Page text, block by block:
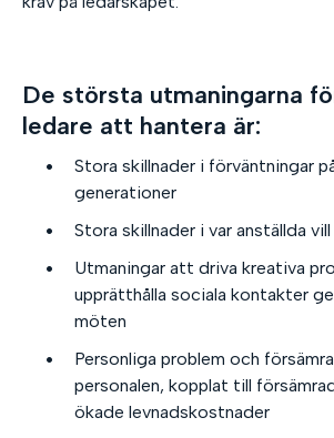
De största utmaningarna
ledare att hantera är:
Stora skillnader i förväntningar
generationer
Stora skillnader i var anställda
Utmaningar att driva kreativa
upprätthålla sociala kontakter
möten
Personliga problem och
personalen, kopplat till
ökade levnadskostnader